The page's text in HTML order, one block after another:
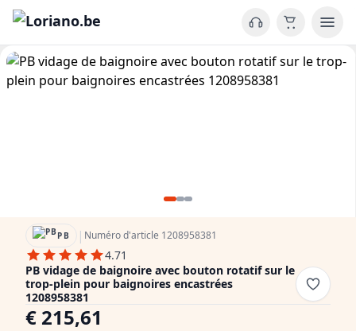
PB | Numéro d'article 1208958381
4.71
PB vidage de baignoire avec bouton rotatif sur le
trop-plein pour baignoires encastrées
1208958381
€ 215,61